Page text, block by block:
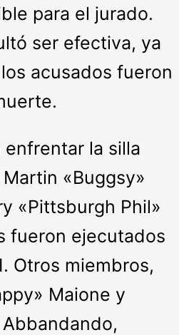
para el jurado.
ser efectiva, ya
acusados fueron
la silla
«Buggsy»
«Pittsburgh Phil»
fueron ejecutados
Otros miembros,
Maione y